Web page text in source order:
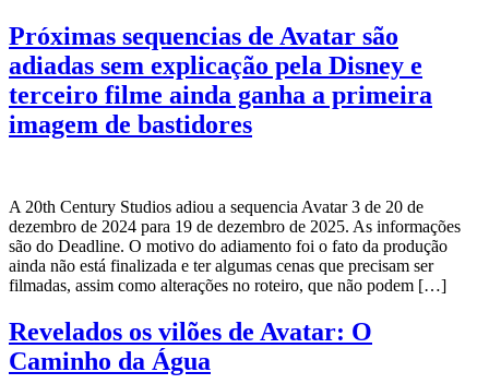
Próximas sequencias de Avatar são
adiadas sem explicação pela Disney e
terceiro filme ainda ganha a primeira
imagem de bastidores
A 20th Century Studios adiou a sequencia Avatar 3 de 20 de
dezembro de 2024 para 19 de dezembro de 2025. As informações
são do Deadline. O motivo do adiamento foi o fato da produção
ainda não está finalizada e ter algumas cenas que precisam ser
filmadas, assim como alterações no roteiro, que não podem […]
Revelados os vilões de Avatar: O
Caminho da Água